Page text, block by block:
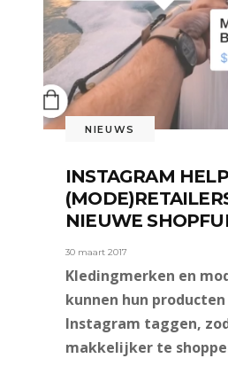
NIEUWS
INSTAGRAM
NIEUWE
30 maart 2017
Kledingmerken en
kunnen hun producten
Instagram taggen,
makkelijker te